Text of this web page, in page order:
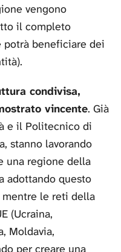
vengono
il completo
beneficiare dei
condivisa,
vincente. Già
e il Politecnico di
stanno lavorando
una regione della
adottando questo
le reti della
(Ucraina,
Moldavia,
per creare una